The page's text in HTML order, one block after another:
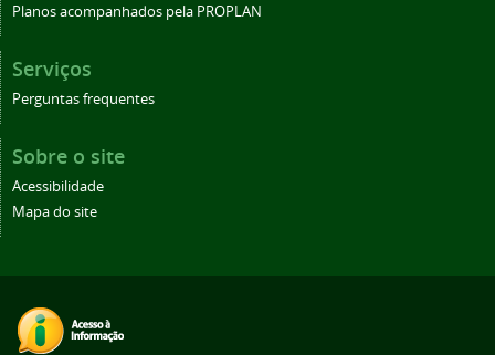
Planos acompanhados pela PROPLAN
Serviços
Perguntas frequentes
Sobre o site
Acessibilidade
Mapa do site